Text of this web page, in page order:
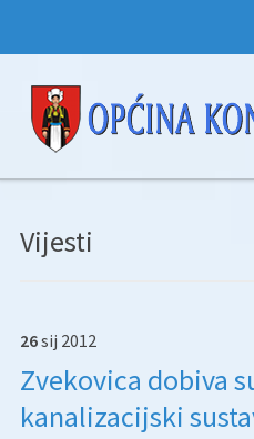
Vijesti
26sij 2012
Zvekovica dobiva
kanalizacijski